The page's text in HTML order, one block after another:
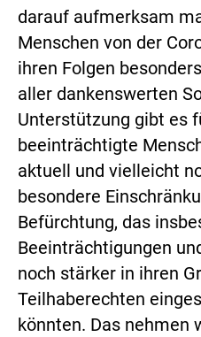
darauf aufmerksam
Menschen von der
ihren Folgen
aller dankenswerten
Unterstützung gibt es
beeinträchtigte
aktuell und vielleicht
besondere
Befürchtung, das
Beeinträchtigungen
noch stärker in ihren
Teilhaberechten
könnten. Das nehmen